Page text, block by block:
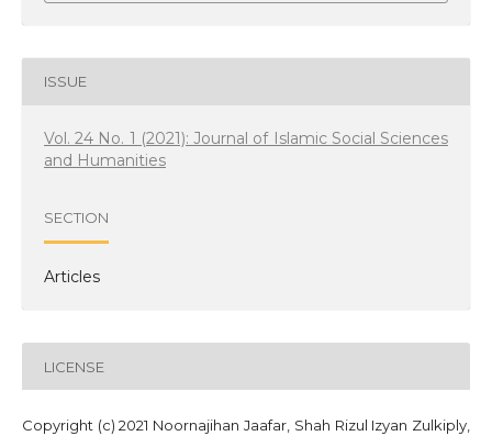
ISSUE
Vol. 24 No. 1 (2021): Journal of Islamic Social Sciences
and Humanities
SECTION
Articles
LICENSE
Copyright (c) 2021 Noornajihan Jaafar, Shah Rizul Izyan Zulkiply,